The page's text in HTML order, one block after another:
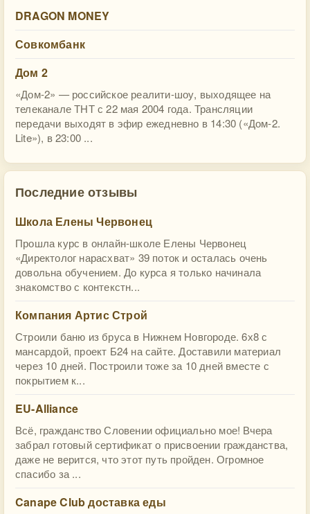
DRAGON MONEY
Совкомбанк
Дом 2
«Дом-2» — российское реалити-шоу, выходящее на
телеканале ТНТ с 22 мая 2004 года. Трансляции
передачи выходят в эфир ежедневно в 14:30 («Дом-2.
Lite»), в 23:00 ...
Последние отзывы
Школа Елены Червонец
Прошла курс в онлайн-школе Елены Червонец
«Директолог нарасхват» 39 поток и осталась очень
довольна обучением. До курса я только начинала
знакомство с контекстн...
Компания Артис Строй
Строили баню из бруса в Нижнем Новгороде. 6х8 с
мансардой, проект Б24 на сайте. Доставили материал
через 10 дней. Построили тоже за 10 дней вместе с
покрытием к...
EU-Alliance
Всё, гражданство Словении официально мое! Вчера
забрал готовый сертификат о присвоении гражданства,
даже не верится, что этот путь пройден. Огромное
спасибо за ...
Canape Club доставка еды